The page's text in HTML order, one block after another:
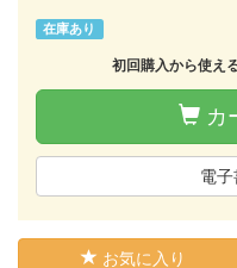
在庫あり
初回購入から使え
カ
電
お気に入り